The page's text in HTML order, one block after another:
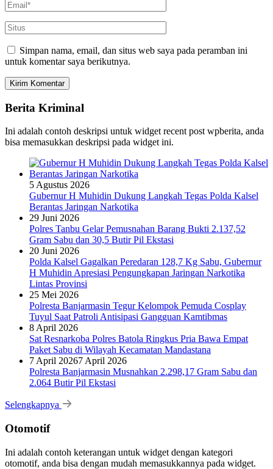
Simpan nama, email, dan situs web saya pada peramban ini
untuk komentar saya berikutnya.
Berita Kriminal
Ini adalah contoh deskripsi untuk widget recent post wpberita, anda
bisa memasukkan deskripsi pada widget ini.
5 Agustus 2026
Gubernur H Muhidin Dukung Langkah Tegas Polda Kalsel
Berantas Jaringan Narkotika
29 Juni 2026
Polres Tanbu Gelar Pemusnahan Barang Bukti 2.137,52
Gram Sabu dan 30,5 Butir Pil Ekstasi
20 Juni 2026
Polda Kalsel Gagalkan Peredaran 128,7 Kg Sabu, Gubernur
H Muhidin Apresiasi Pengungkapan Jaringan Narkotika
Lintas Provinsi
25 Mei 2026
Polresta Banjarmasin Tegur Kelompok Pemuda Cosplay
Tuyul Saat Patroli Antisipasi Gangguan Kamtibmas
8 April 2026
Sat Resnarkoba Polres Batola Ringkus Pria Bawa Empat
Paket Sabu di Wilayah Kecamatan Mandastana
7 April 20267 April 2026
Polresta Banjarmasin Musnahkan 2.298,17 Gram Sabu dan
2.064 Butir Pil Ekstasi
Selengkapnya
Otomotif
Ini adalah contoh keterangan untuk widget dengan kategori
otomotif, anda bisa dengan mudah memasukkannya pada widget.